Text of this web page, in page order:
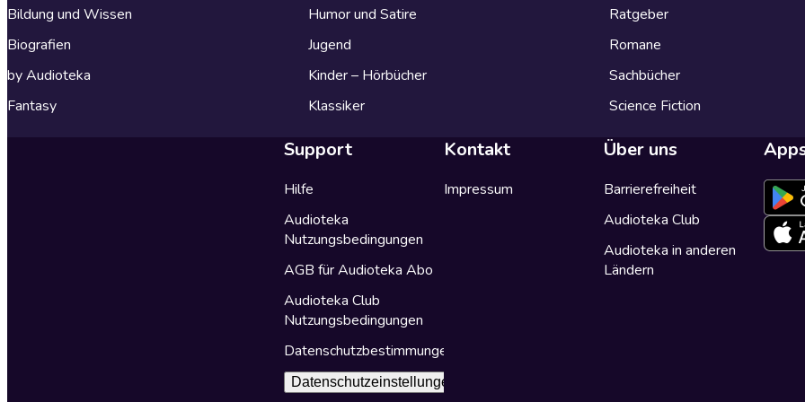
Bildung und Wissen
Biografien
by Audioteka
Fantasy
Humor und Satire
Jugend
Kinder – Hörbücher
Klassiker
Ratgeber
Romane
Sachbücher
Science Fiction
Support
Hilfe
Audioteka
Nutzungsbedingungen
AGB für Audioteka Abo
Audioteka Club
Nutzungsbedingungen
Datenschutzbestimmungen
Datenschutzeinstellungen
Kontakt
Impressum
Über uns
Barrierefreiheit
Audioteka Club
Audioteka in anderen
Ländern